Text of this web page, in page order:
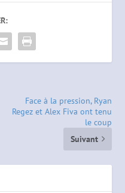
Face à la pression, Ryan
Regez et Alex Fiva ont tenu
le coup
Suivant